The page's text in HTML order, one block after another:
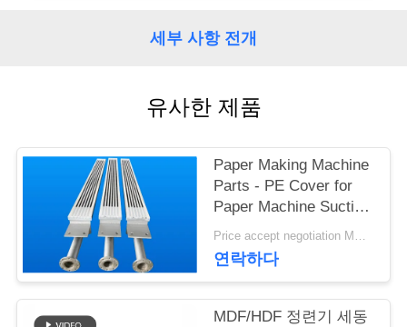
연
요
세부 사항 전개
유사한 제품
Paper Making Machine
Parts - PE Cover for
Paper Machine Suction
Box
Price accept negotiation MOQ:1 세트
연락하다
MDF/HDF 정련기 세동